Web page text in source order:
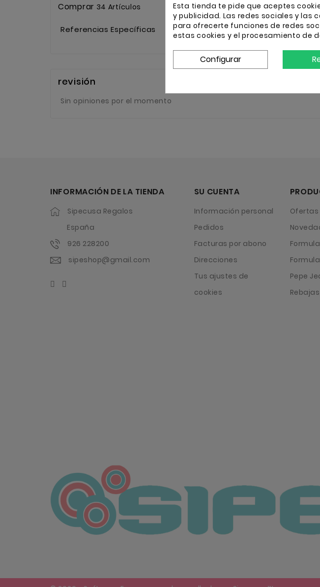
Comprar 34 Artículos
Referencias Específicas
revisión
Sin opiniones por el momento
INFORMACIÓN DE LA TIENDA
Sipecusa Regalos
España
926 228200
sipeshop@gmail.com
SU CUENTA
Información personal
Pedidos
Facturas por abono
Direcciones
Tus ajustes de
cookies
Ofertas
Pepe
Esta tienda te pide que aceptes
y publicidad. Las redes sociales y las
para ofrecerte funciones de redes
estas cookies y el procesamiento de
Configurar